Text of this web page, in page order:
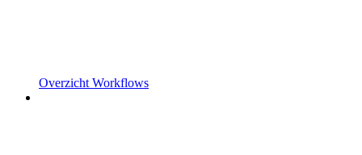
Overzicht Workflows